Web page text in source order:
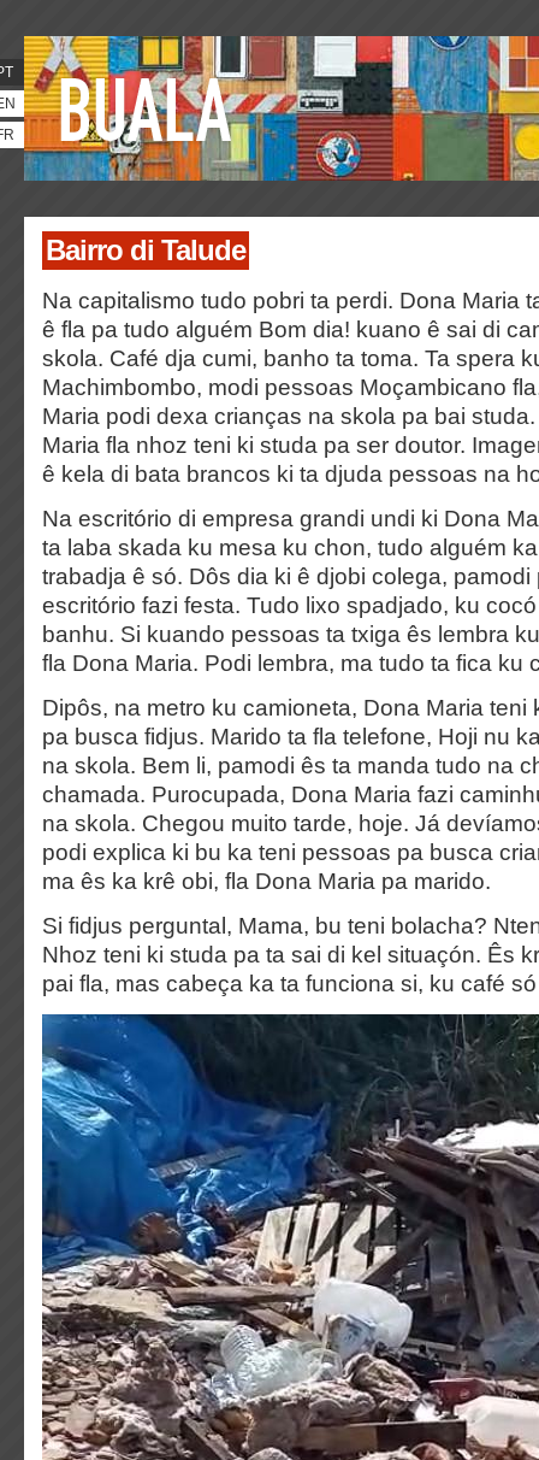
Bairro di Talude
Na capitalismo tudo pobri ta perdi. Dona Maria
ê fla pa tudo alguém Bom dia! kuano ê sai di
skola. Café dja cumi, banho ta toma. Ta spera
Machimbombo, modi pessoas Moçambicano
Maria podi dexa crianças na skola pa bai
Maria fla nhoz teni ki studa pa ser doutor.
ê kela di bata brancos ki ta djuda pessoas na
Na escritório di empresa grandi undi ki Dona
ta laba skada ku mesa ku chon, tudo alguém
trabadja ê só. Dôs dia ki ê djobi colega,
escritório fazi festa. Tudo lixo spadjado, ku
banhu. Si kuando pessoas ta txiga ês lembra
fla Dona Maria. Podi lembra, ma tudo ta fica ku
Dipôs, na metro ku camioneta, Dona Maria teni
pa busca fidjus. Marido ta fla telefone, Hoji nu
na skola. Bem li, pamodi ês ta manda tudo na
chamada. Purocupada, Dona Maria fazi
na skola. Chegou muito tarde, hoje. Já
podi explica ki bu ka teni pessoas pa busca
ma ês ka krê obi, fla Dona Maria pa marido.
Si fidjus perguntal, Mama, bu teni bolacha?
Nhoz teni ki studa pa ta sai di kel situaçón. Ês
pai fla, mas cabeça ka ta funciona si, ku café